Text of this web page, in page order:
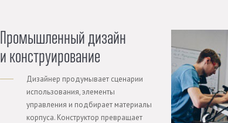
Промышленный дизайн
и конструирование
Дизайнер продумывает сценарии
использования, элементы
управления и подбирает материалы
корпуса. Конструктор превращает